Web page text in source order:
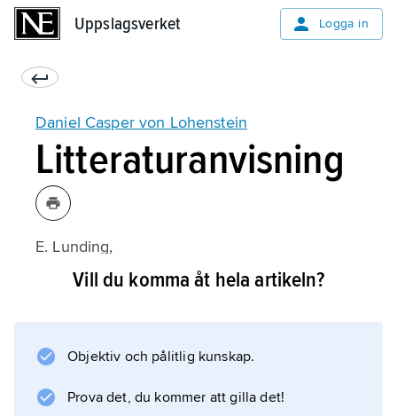
Uppslagsverket Logga in
Daniel Casper von Lohenstein
Litteraturanvisning
E. Lunding,
Das schlesische Kunstdrama
Vill du komma åt hela artikeln?
Objektiv och pålitlig kunskap.
Prova det, du kommer att gilla det!